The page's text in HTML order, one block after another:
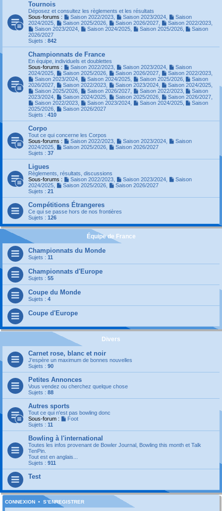
Tournois
Déposez et consultez les règlements et les résultats
Sous-forums :
Saison 2022/2023, Saison 2023/2024,
Saison
2024/2025
Saison 2025/2026, Saison 2026/2027, Saison 2022/2023,
Saison 2023/2024, Saison 2024/2025, Saison 2025/2026,
Saison
2026/2027
Sujets : 842
Championnats de France
En équipe, individuels et doublettes
Sous-forums :
Saison 2022/2023, Saison 2023/2024,
Saison
2024/2025
Saison 2025/2026, Saison 2026/2027, Saison 2022/2023,
Saison 2023/2024, Saison 2024/2025, Saison 2025/2026,
Saison
2026/2027
Saison 2022/2023, Saison 2023/2024, Saison 2024/2025,
Saison 2025/2026, Saison 2026/2027, Saison 2022/2023,
Saison
2023/2024
Saison 2024/2025, Saison 2025/2026, Saison 2026/2027,
Saison 2022/2023, Saison 2023/2024, Saison 2024/2025,
Saison
2025/2026
Saison 2026/2027
Sujets : 410
Corpo
Tout ce qui concerne les Corpos
Sous-forums :
Saison 2022/2023, Saison 2023/2024,
Saison
2024/2025
Saison 2025/2026,
Saison 2026/2027
Sujets : 37
Ligues
Règlements, résultats, discussions
Sous-forums :
Saison 2022/2023, Saison 2023/2024,
Saison
2024/2025
Saison 2025/2026,
Saison 2026/2027
Sujets : 21
Compétitions Étrangeres
Ce qui se passe hors de nos frontières
Sujets : 126
Équipe de France
Championnats du Monde
Sujets : 11
Championnats d'Europe
Sujets : 55
Coupe du Monde
Sujets : 4
Coupe d'Europe
Divers
Carnet rose, blanc et noir
J'espère un maximum de bonnes nouvelles
Sujets : 90
Petites Annonces
Vous vendez ou cherchez quelque chose
Sujets : 88
Autres sports
Tout ce qui n'est pas bowling donc
Sous-forum :
Foot
Sujets : 11
Bowling à l'international
Toutes les infos provenant de Bowler Journal, Bowling this month et Talk
TenPin.
Tout est en anglais...
Sujets : 911
Test
CONNEXION • S’ENREGISTRER